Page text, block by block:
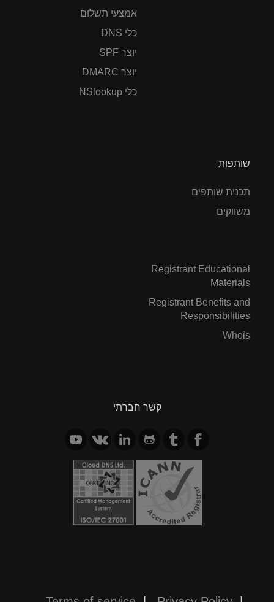
אמצעי תשלום
כלי DNS
יוצר SPF
יוצר DMARC
כלי NSlookup
שותפות
תכנית שותפים
משווקים
Registrant Educational
Materials
Registrant Benefits and
Responsibilities
Whois
קשר חברתי